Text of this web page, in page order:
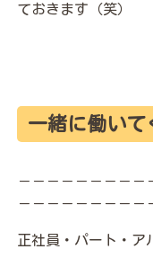
ておきます（笑）
一緒に働い
－－－－－－－－－
－－－－－－－－－
正社員・パート・ア